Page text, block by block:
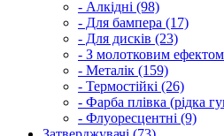
- Алкідні (98)
- Для бампера (17)
- Для дисків (23)
- З молотковим
- Металік (159)
- Термостійкі (26)
- Фарба плівка (рідка
- Флуоресцентні (9)